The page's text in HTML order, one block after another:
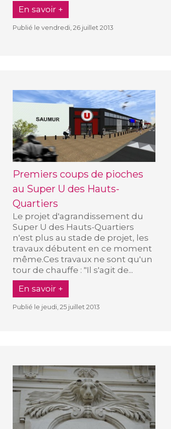
En savoir +
Publié le vendredi, 26 juillet 2013
Premiers coups de pioches
au Super U des Hauts-
Quartiers
Le projet d'agrandissement du
Super U des Hauts-Quartiers
n'est plus au stade de projet, les
travaux débutent en ce moment
même.Ces travaux ne sont qu'un
tour de chauffe : "Il s'agit de...
En savoir +
Publié le jeudi, 25 juillet 2013